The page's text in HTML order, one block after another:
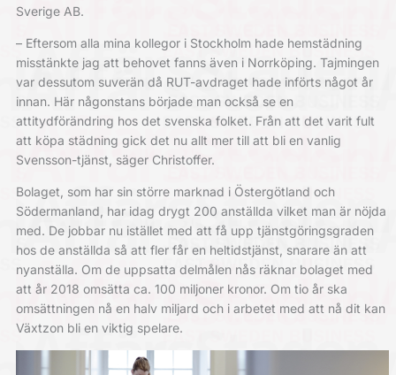
Sverige AB.
– Eftersom alla mina kollegor i Stockholm hade hemstädning
misstänkte jag att behovet fanns även i Norrköping. Tajmingen
var dessutom suverän då RUT-avdraget hade införts något år
innan. Här någonstans började man också se en
attitydförändring hos det svenska folket. Från att det varit fult
att köpa städning gick det nu allt mer till att bli en vanlig
Svensson-tjänst, säger Christoffer.
Bolaget, som har sin större marknad i Östergötland och
Södermanland, har idag drygt 200 anställda vilket man är nöjda
med. De jobbar nu istället med att få upp tjänstgöringsgraden
hos de anställda så att fler får en heltidstjänst, snarare än att
nyanställa. Om de uppsatta delmålen nås räknar bolaget med
att år 2018 omsätta ca. 100 miljoner kronor. Om tio år ska
omsättningen nå en halv miljard och i arbetet med att nå dit kan
Växtzon bli en viktig spelare.